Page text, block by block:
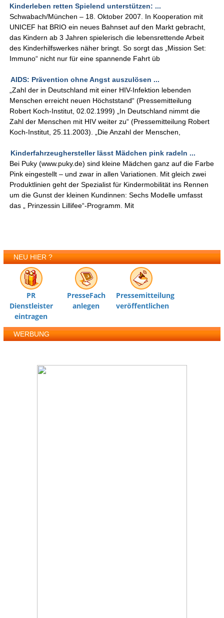
Kinderleben retten Spielend unterstützen: ...
Schwabach/München – 18. Oktober 2007. In Kooperation mit
UNICEF hat BRIO ein neues Bahnset auf den Markt gebracht,
das Kindern ab 3 Jahren spielerisch die lebensrettende Arbeit
des Kinderhilfswerkes näher bringt. So sorgt das „Mission Set:
Immuno“ nicht nur für eine spannende Fahrt üb
AIDS: Prävention ohne Angst auszulösen ...
„Zahl der in Deutschland mit einer HIV-Infektion lebenden
Menschen erreicht neuen Höchststand“ (Pressemitteilung
Robert Koch-Institut, 02.02.1999) „In Deutschland nimmt die
Zahl der Menschen mit HIV weiter zu“ (Pressemitteilung Robert
Koch-Institut, 25.11.2003). „Die Anzahl der Menschen,
Kinderfahrzeughersteller lässt Mädchen pink radeln ...
Bei Puky (www.puky.de) sind kleine Mädchen ganz auf die Farbe
Pink eingestellt – und zwar in allen Variationen. Mit gleich zwei
Produktlinien geht der Spezialist für Kindermobilität ins Rennen
um die Gunst der kleinen Kundinnen: Sechs Modelle umfasst
das „ Prinzessin Lillifee“-Programm. Mit
NEU HIER ?
PR
Dienstleister
eintragen
PresseFach
anlegen
Pressemitteilung
veröffentlichen
WERBUNG